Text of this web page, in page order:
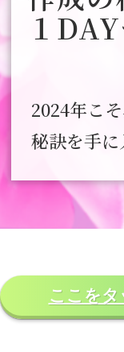
１
2024年こ
秘訣を手に
ここを